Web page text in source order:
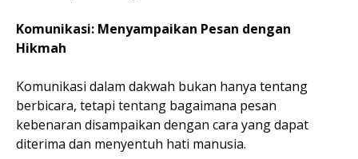
Komunikasi: Menyampaikan Pesan dengan
Hikmah
Komunikasi dalam dakwah bukan hanya tentang
berbicara, tetapi tentang bagaimana pesan
kebenaran disampaikan dengan cara yang dapat
diterima dan menyentuh hati manusia.